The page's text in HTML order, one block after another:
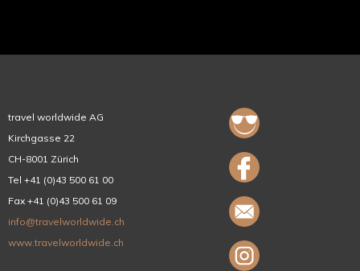
travel worldwide AG
Kirchgasse 22
CH-8001 Zürich
Tel +41 (0)43 500 61 00
Fax +41 (0)43 500 61 09
info@travelworldwide.ch
www.travelworldwide.ch